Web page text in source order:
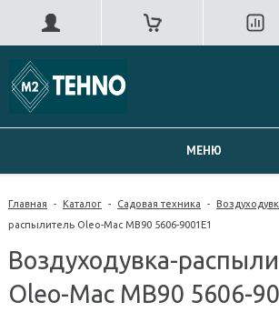
МЕНЮ
Главная - Каталог - Садовая техника -
распылитель Oleo-Mac MB90 5606-9001E1
Воздуходувка-
Oleo-Mac MB90 5606-